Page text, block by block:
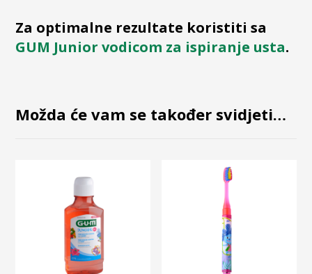
Za optimalne rezultate koristiti sa
GUM Junior vodicom za ispiranje usta.
Možda će vam se također svidjeti…